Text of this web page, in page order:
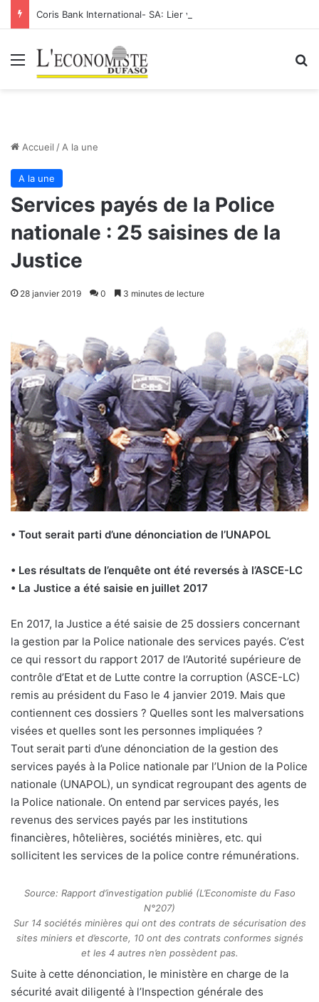
Menu
Accueil / A la une
A la une
Services payés de la Police
nationale : 25 saisines de la
Justice
28 janvier 2019 0 3 minutes de lecture
• Tout serait parti d’une dénonciation de l’UNAPOL
• Les résultats de l’enquête ont été reversés à l’ASCE-LC
• La Justice a été saisie en juillet 2017
En 2017, la Justice a été saisie de 25 dossiers concernant
la gestion par la Police nationale des services payés. C’est
ce qui ressort du rapport 2017 de l’Autorité supérieure de
contrôle d’Etat et de Lutte contre la corruption (ASCE-LC)
remis au président du Faso le 4 janvier 2019. Mais que
contiennent ces dossiers ? Quelles sont les malversations
visées et quelles sont les personnes impliquées ?
Tout serait parti d’une dénonciation de la gestion des
services payés à la Police nationale par l’Union de la Police
nationale (UNAPOL), un syndicat regroupant des agents de
la Police nationale. On entend par services payés, les
revenus des services payés par les institutions
financières, hôtelières, sociétés minières, etc. qui
sollicitent les services de la police contre rémunérations.
Source: Rapport d’investigation publié (L’Economiste du Faso
N°207)
Sur 14 sociétés minières qui ont des contrats de sécurisation des
sites miniers et d’escorte, 10 ont des contrats conformes signés
et les 4 autres n’en possèdent pas.
Suite à cette dénonciation, le ministère en charge de la
sécurité avait diligenté à l’Inspection générale des